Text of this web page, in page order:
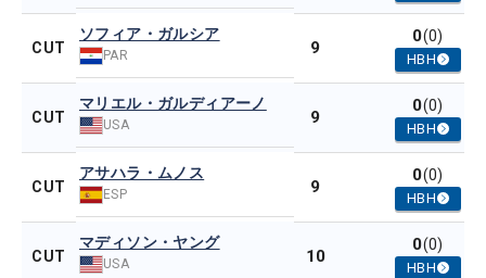
CUT
ソフィア・ガルシア
PAR 9
0(0)
HBH
CUT
マリエル・ガルディアーノ
USA 9
0(0)
HBH
CUT
アサハラ・ムノス
ESP 9
0(0)
HBH
CUT
マディソン・ヤング
USA 10
0(0)
HBH